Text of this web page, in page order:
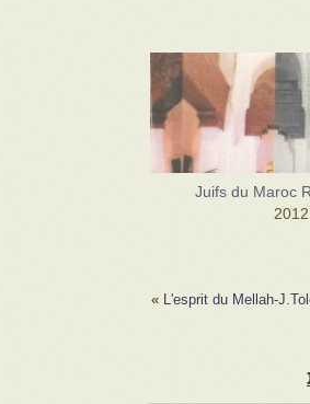
Juifs du Maroc
L'esprit du Mellah-
»